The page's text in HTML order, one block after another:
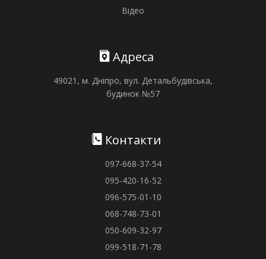
Відео
Адреса
49021, м. Дніпро, вул. Детальбудівська,
будинок №57
Контакти
097-668-37-54
095-420-16-52
096-575-01-10
068-748-73-01
050-609-32-97
099-518-71-78